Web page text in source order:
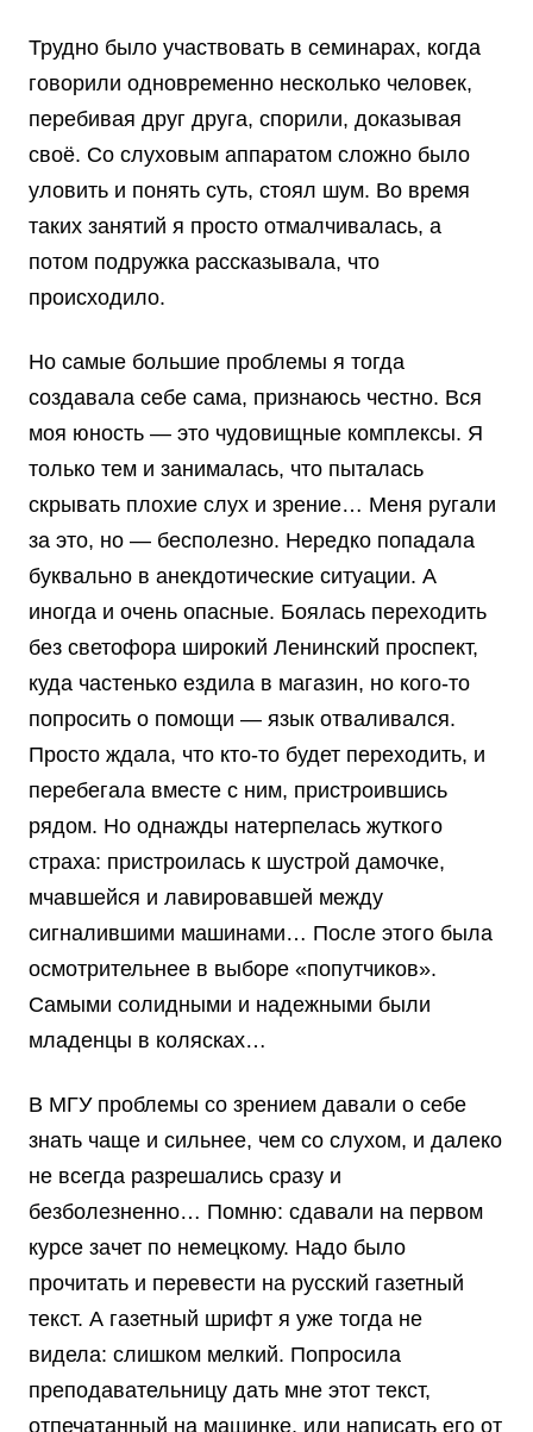
Трудно было участвовать в семинарах, когда
говорили одновременно несколько человек,
перебивая друг друга, спорили, доказывая
своё. Со слуховым аппаратом сложно было
уловить и понять суть, стоял шум. Во время
таких занятий я просто отмалчивалась, а
потом подружка рассказывала, что
происходило.
Но самые большие проблемы я тогда
создавала себе сама, признаюсь честно. Вся
моя юность — это чудовищные комплексы. Я
только тем и занималась, что пыталась
скрывать плохие слух и зрение… Меня ругали
за это, но — бесполезно. Нередко попадала
буквально в анекдотические ситуации. А
иногда и очень опасные. Боялась переходить
без светофора широкий Ленинский проспект,
куда частенько ездила в магазин, но кого-то
попросить о помощи — язык отваливался.
Просто ждала, что кто-то будет переходить, и
перебегала вместе с ним, пристроившись
рядом. Но однажды натерпелась жуткого
страха: пристроилась к шустрой дамочке,
мчавшейся и лавировавшей между
сигналившими машинами… После этого была
осмотрительнее в выборе «попутчиков».
Самыми солидными и надежными были
младенцы в колясках…
В МГУ проблемы со зрением давали о себе
знать чаще и сильнее, чем со слухом, и далеко
не всегда разрешались сразу и
безболезненно… Помню: сдавали на первом
курсе зачет по немецкому. Надо было
прочитать и перевести на русский газетный
текст. А газетный шрифт я уже тогда не
видела: слишком мелкий. Попросила
преподавательницу дать мне этот текст,
отпечатанный на машинке, или написать его от